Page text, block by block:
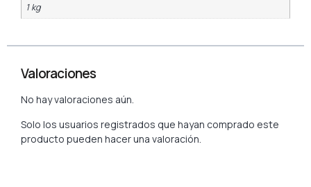
1 kg
Valoraciones
No hay valoraciones aún.
Solo los usuarios registrados que hayan comprado este
producto pueden hacer una valoración.